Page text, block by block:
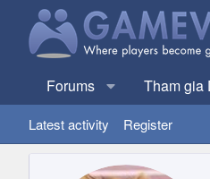
Forums Tham gia
Latest activity Register